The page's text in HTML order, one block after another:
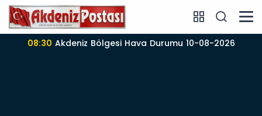
08:30 Akdeniz Bölgesi Hava Durumu 10-08-2026